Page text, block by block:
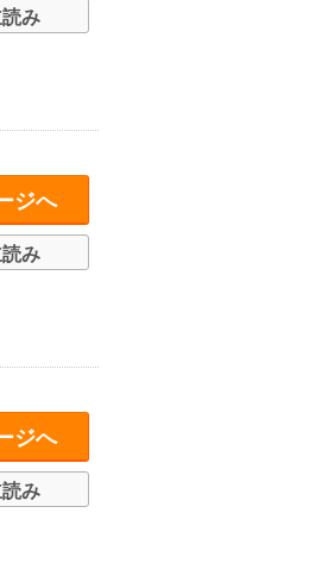
み
ジへ
み
ジへ
み